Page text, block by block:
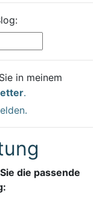
in meinem
.
die passende